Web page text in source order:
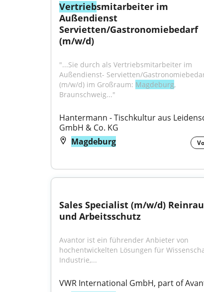
Vertriebsmitarbeiter im
Außendienst
Servietten/Gastronomiebedarf
(m/w/d)
"...Sie durch als Vertriebsmitarbeiter im
Außendienst- Servietten/
(m/w/d) im Großraum: Magdeburg,
Braunschweig..."
Hantermann - Tischkultur aus
GmbH & Co. KG
Magdeburg
Sales Specialist (m/w/d)
und Arbeitsschutz
Avantor ist ein führender Anbieter von
hochentwickelten Lösungen für
Industrie,...
VWR International GmbH, part of